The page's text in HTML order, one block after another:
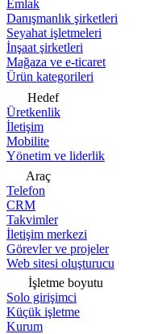
Emlak
Danışmanlık şirketleri
Seyahat işletmeleri
İnşaat şirketleri
Mağaza ve e-ticaret
Ürün kategorileri
Hedef
Üretkenlik
İletişim
Mobilite
Yönetim ve liderlik
Araç
Telefon
CRM
Takvimler
İletişim merkezi
Görevler ve projeler
Web sitesi oluşturucu
İşletme boyutu
Solo girişimci
Küçük işletme
Kurum